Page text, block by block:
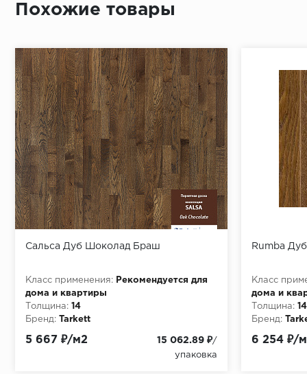
Изменение оттенка под воздействием УФ темнеет
Название коллекции SALSA
Количество полос 3-полосный
Замковая система T-Lock
Длина, мм. 2283*
Ширина, мм. 194*
Толщина, мм. 14
Количество в упаковке, шт. 6
Метраж 1 упаковки (кв.м) 2,658
Использование для теплых полов возможно,
Дополнительное защитное покрытие AquaGuard
Купить в Салоне напольных покрытий ООО "А
Похожие товары
Сальса Дуб Шоколад Браш
Класс применения:
Рекомендуется для
дома и квартиры
Толщина: 14
Бренд:
Tarkett
5 667 ₽/м2 15 062.89 ₽/
упаковка
Rumba
Класс
дома и
Толщина: 14
Бренд:
6 254 ₽/